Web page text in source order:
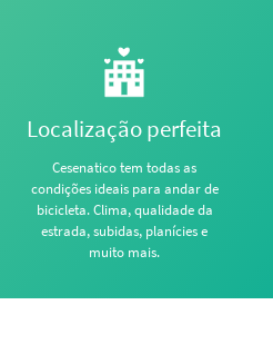
Localização perfeita
Cesenatico tem todas as
condições ideais para andar de
bicicleta. Clima, qualidade da
estrada, subidas, planícies e
muito mais.